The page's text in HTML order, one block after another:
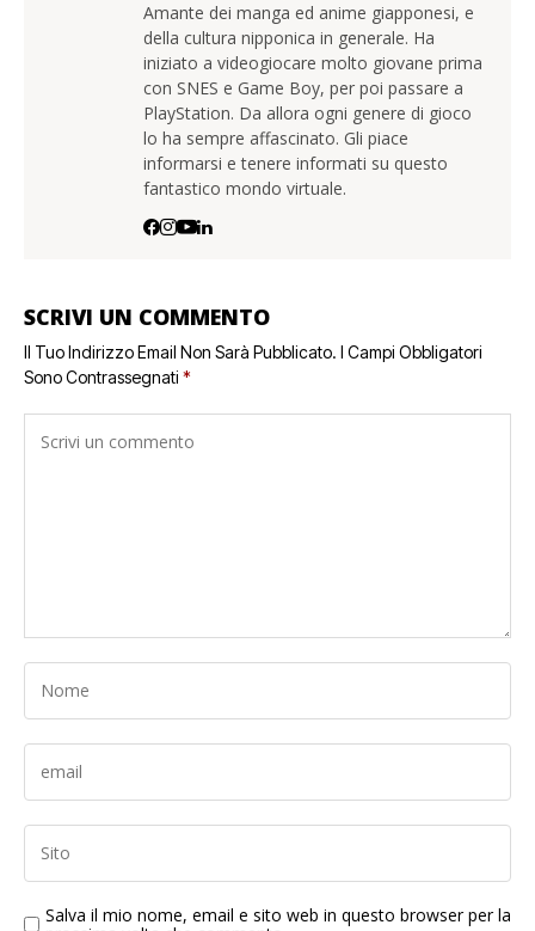
Amante dei manga ed anime giapponesi, e
della cultura nipponica in generale. Ha
iniziato a videogiocare molto giovane prima
con SNES e Game Boy, per poi passare a
PlayStation. Da allora ogni genere di gioco
lo ha sempre affascinato. Gli piace
informarsi e tenere informati su questo
fantastico mondo virtuale.
SCRIVI UN COMMENTO
Il Tuo Indirizzo Email Non Sarà Pubblicato. I Campi Obbligatori
Sono Contrassegnati *
Salva il mio nome, email e sito web in questo browser per la